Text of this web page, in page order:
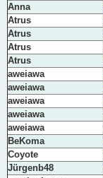
Anna
Atrus
Atrus
Atrus
Atrus
aweiawa
aweiawa
aweiawa
aweiawa
aweiawa
BeKoma
Coyote
Jürgenb48